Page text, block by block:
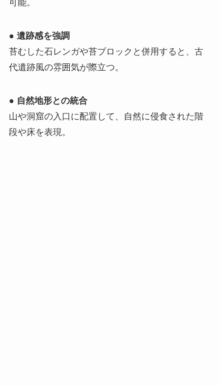
可能。
● 遺跡感を強調
苔むした石レンガや苔ブロックと併用すると、古
代遺跡風の雰囲気が際立つ。
● 自然地形との統合
山や洞窟の入口に配置して、自然に侵食された階
段や床を表現。